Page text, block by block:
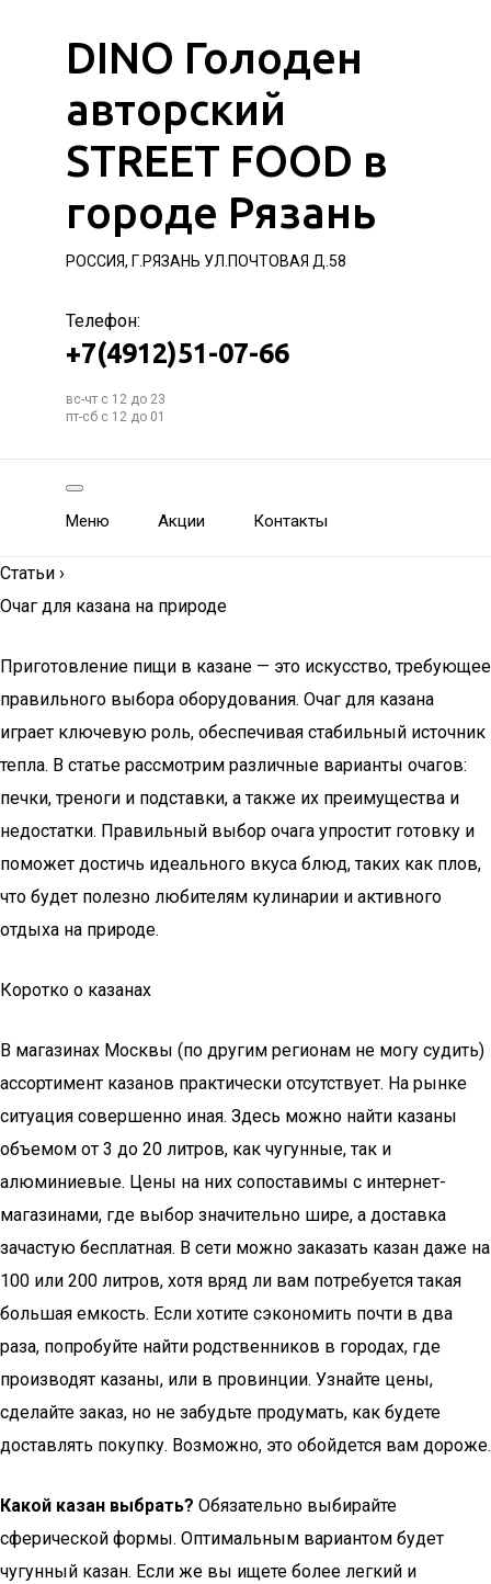
DINO Голоден
авторский
STREET FOOD в
городе Рязань
РОССИЯ, Г.РЯЗАНЬ УЛ.ПОЧТОВАЯ Д.58
Телефон:
+7(4912)51-07-66
вс-чт с 12 до 23
пт-сб с 12 до 01
Меню Акции Контакты
Статьи ›
Очаг для казана на природе
Приготовление пищи в казане — это искусство, требующее
правильного выбора оборудования. Очаг для казана
играет ключевую роль, обеспечивая стабильный источник
тепла. В статье рассмотрим различные варианты очагов:
печки, треноги и подставки, а также их преимущества и
недостатки. Правильный выбор очага упростит готовку и
поможет достичь идеального вкуса блюд, таких как плов,
что будет полезно любителям кулинарии и активного
отдыха на природе.
Коротко о казанах
В магазинах Москвы (по другим регионам не могу судить)
ассортимент казанов практически отсутствует. На рынке
ситуация совершенно иная. Здесь можно найти казаны
объемом от 3 до 20 литров, как чугунные, так и
алюминиевые. Цены на них сопоставимы с интернет-
магазинами, где выбор значительно шире, а доставка
зачастую бесплатная. В сети можно заказать казан даже на
100 или 200 литров, хотя вряд ли вам потребуется такая
большая емкость. Если хотите сэкономить почти в два
раза, попробуйте найти родственников в городах, где
производят казаны, или в провинции. Узнайте цены,
сделайте заказ, но не забудьте продумать, как будете
доставлять покупку. Возможно, это обойдется вам дороже.
Какой казан выбрать? Обязательно выбирайте
сферической формы. Оптимальным вариантом будет
чугунный казан. Если же вы ищете более легкий и